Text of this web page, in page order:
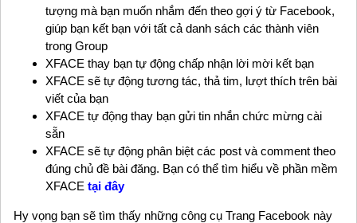
tượng mà bạn muốn nhắm đến theo gợi ý từ Facebook,
giúp bạn kết bạn với tất cả danh sách các thành viên
trong Group
XFACE thay bạn tự động chấp nhận lời mời kết bạn
XFACE sẽ tự động tương tác, thả tim, lượt thích trên bài
viết của bạn
XFACE tự động thay bạn gửi tin nhắn chức mừng cài
sẵn
XFACE sẽ tự động phân biệt các post và comment theo
đúng chủ đề bài đăng. Bạn có thể tìm hiểu về phần mềm
XFACE tại đây
Hy vọng bạn sẽ tìm thấy những công cụ Trang Facebook này